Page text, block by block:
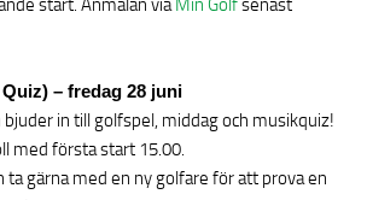
start. Anmälan viaMin Golfsenast
– fredag 28 juni
in till golfspel, middag och musikquiz!
med första start 15.00.
ta gärna med en ny golfare för att prova en